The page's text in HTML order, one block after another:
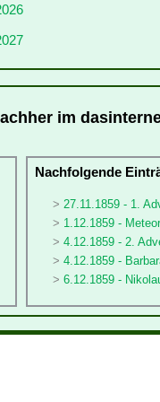
im
Nachfolgende
27.11.1859 - 1.
1.12.1859 -
4.12.1859 - 2.
4.12.1859 -
6.12.1859 -